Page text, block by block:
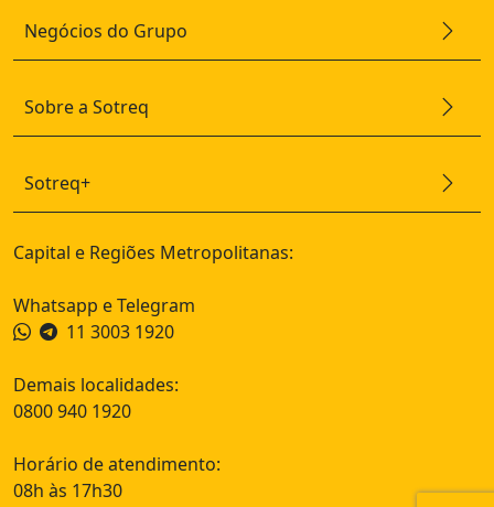
Negócios do Grupo
Sobre a Sotreq
Sotreq+
Capital e Regiões Metropolitanas:
Whatsapp e Telegram
11 3003 1920
Demais localidades:
0800 940 1920
Horário de atendimento:
08h às 17h30